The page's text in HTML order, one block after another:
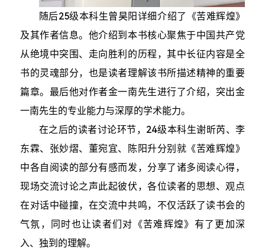
随后25级本科生曾昊阳详细介绍了《苦难辉煌》
及其作者信息。他介绍到本书核心聚焦于中国共产党
从绝境中突围、走向胜利的历程，其中长征内容是全
书的灵魂部分，也是读者理解该书所描述精神的重要
篇章。最后他对作者金一南先生进行了介绍，突出金
一南先生的专业能力与深厚的学术能力。
在之后的读者讨论环节，24级本科生谢昕芮、李
东霖、张妙熠、董宛宜、陈阳升分别就《苦难辉煌》
中各自阅读的部分有感而发，分享了诸多阅读心得，
现场交流讨论之声此起彼伏，各位读者的思想、观点
在对话中碰撞，在交流中共鸣，不仅活跃了读书会的
气氛，同时也让读者们对《苦难辉煌》有了更加深
入、独到的理解。